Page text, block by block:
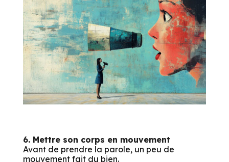
6. Mettre son corps en mouvement
Avant de prendre la parole, un peu de
mouvement fait du bien.